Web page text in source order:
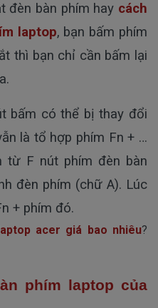
đèn bàn phím hay cách
laptop, bạn bấm phím
thì bạn chỉ cần bấm lại
bấm có thể bị thay đổi
là tổ hợp phím Fn + …
từ F nút phím đèn bàn
đèn phím (chữ A). Lúc
+ phím đó.
acer giá bao nhiêu?
phím laptop của